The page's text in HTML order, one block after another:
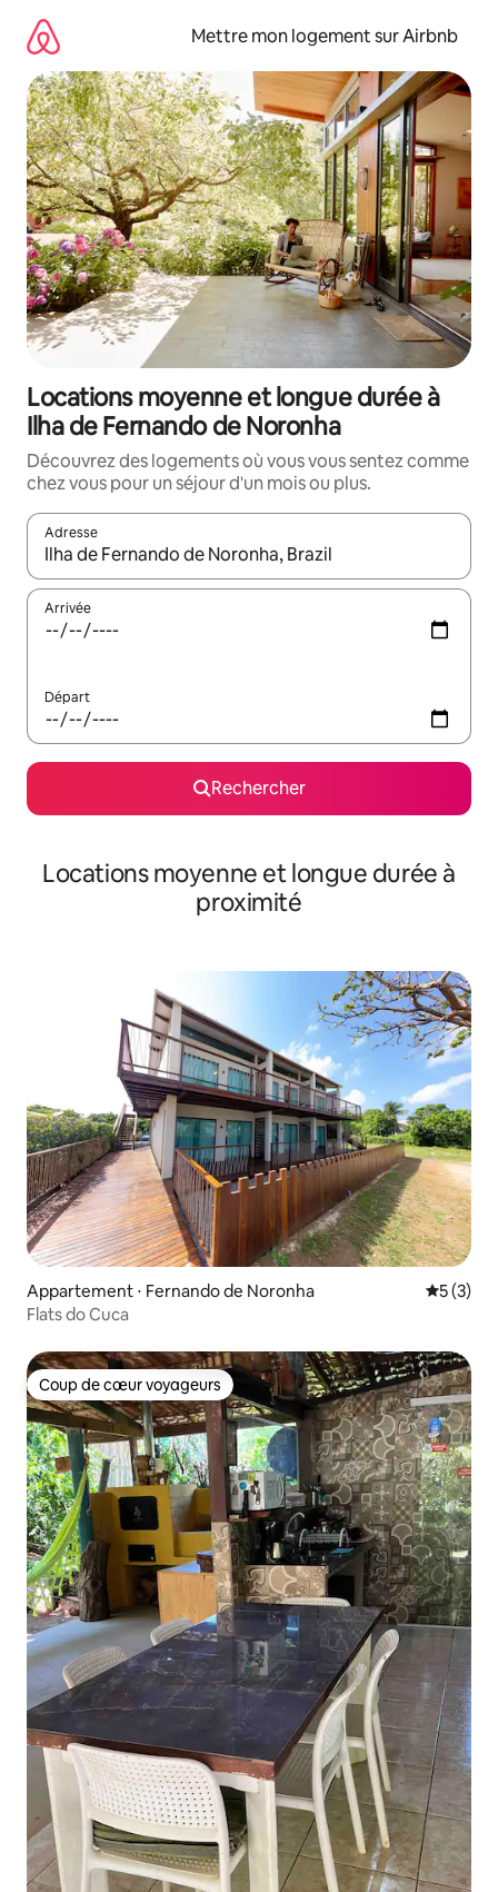
directement
contenu
Mettre mon logement sur Airbnb
Locations moyenne et longue durée à
Ilha de Fernando de Noronha
Découvrez des logements où vous vous sentez comme
chez vous pour un séjour d'un mois ou plus.
Adresse
Lorsque les résultats s'affichent, utilisez les flèches vers le
Arrivée
Départ
Rechercher
Locations moyenne et longue durée à
proximité
Appartement ⋅ Fernando de Noronha
5 (3)
Flats do Cuca
Coup de cœur voyageurs
Coup de cœur voyageurs